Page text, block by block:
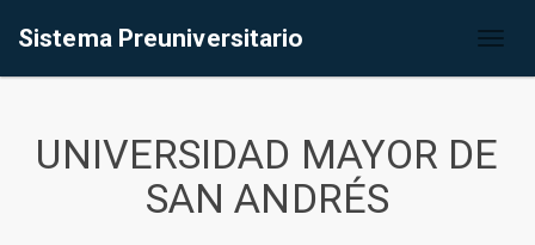
Sistema Preuniversitario
UNIVERSIDAD MAYOR DE
SAN ANDRÉS